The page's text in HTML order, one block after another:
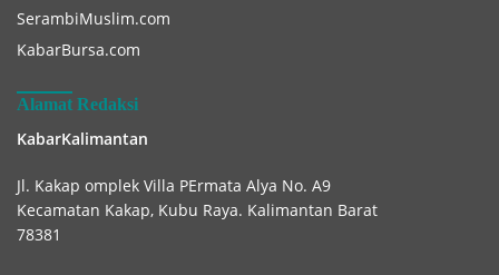
SerambiMuslim.com
KabarBursa.com
Alamat Redaksi
KabarKalimantan
Jl. Kakap omplek Villa PErmata Alya No. A9
Kecamatan Kakap, Kubu Raya. Kalimantan Barat
78381